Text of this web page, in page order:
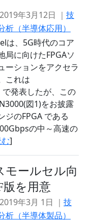
2019年3月12日 ｜ 技
析（半導体応用）
は、5G時代のコア
局に向けたFPGAソ
ーションをアクセラ
これは
発表したが、この
図1)をお披露
ジのFPGA である
の中～高速の
]
モールセル向
版を用意
2019年3月 1日 ｜ 技
析（半導体製品）